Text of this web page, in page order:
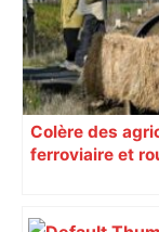
Colère des
ferroviaire et